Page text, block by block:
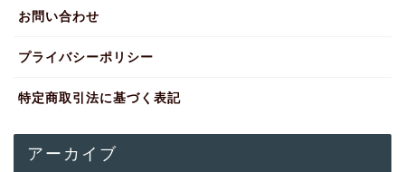
お問い合わせ
プライバシーポリシー
特定商取引法に基づく表記
アーカイブ